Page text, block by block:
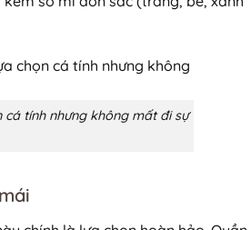
tính nhưng không mất đi sự